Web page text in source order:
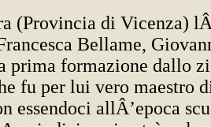
(Provincia di Vicenza)
Bellame,
prima formazione dallo
fu per lui vero maestro
essendoci allÂ’epoca